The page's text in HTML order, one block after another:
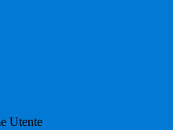
Utente